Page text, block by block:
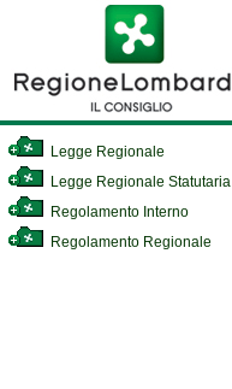
Legge Regionale
Legge Regionale Statutaria
Regolamento Interno
Regolamento Regionale